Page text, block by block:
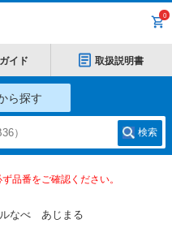
0
イド 取扱説明書
ら探す
検索
品番をご確認ください。
なべ あじまる